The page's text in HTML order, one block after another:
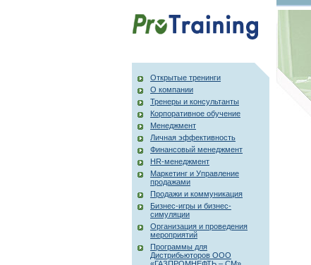
Открытые тренинги
О компании
Тренеры и консультанты
Корпоративное обучение
Менеджмент
Личная эффективность
Финансовый менеджмент
HR-менеджмент
Маркетинг и Управление
продажами
Продажи и коммуникация
Бизнес-игры и бизнес-
симуляции
Организация и проведения
мероприятий
Программы для
Дистрибьюторов ООО